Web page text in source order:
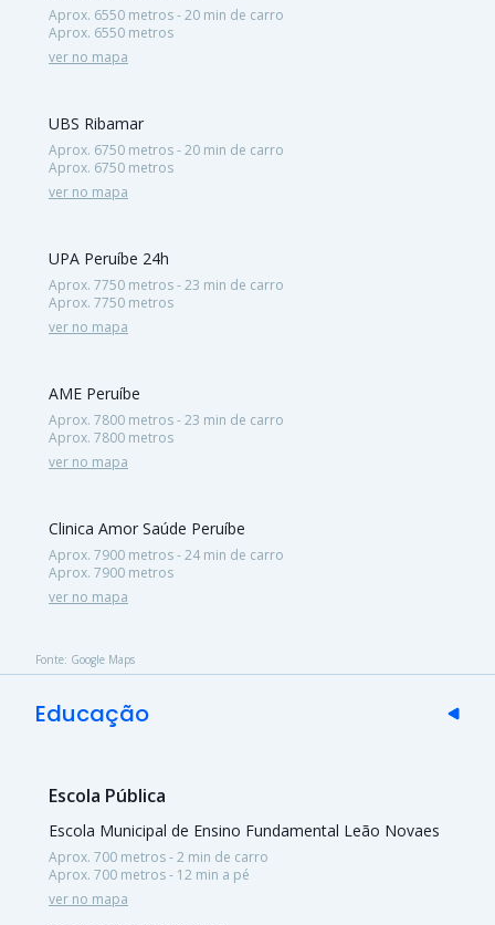
Aprox. 6550 metros - 20 min de carro
Aprox. 6550 metros
ver no mapa
UBS Ribamar
Aprox. 6750 metros - 20 min de carro
Aprox. 6750 metros
ver no mapa
UPA Peruíbe 24h
Aprox. 7750 metros - 23 min de carro
Aprox. 7750 metros
ver no mapa
AME Peruíbe
Aprox. 7800 metros - 23 min de carro
Aprox. 7800 metros
ver no mapa
Clinica Amor Saúde Peruíbe
Aprox. 7900 metros - 24 min de carro
Aprox. 7900 metros
ver no mapa
Fonte: Google Maps
Educação
Escola Pública
Escola Municipal de Ensino Fundamental Leão Novaes
Aprox. 700 metros - 2 min de carro
Aprox. 700 metros - 12 min a pé
ver no mapa